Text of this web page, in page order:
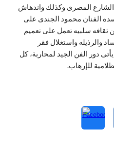
الشارع المصرى وكذلك واندهاش
الفنان محمود الجندى على
ثقافه سلبيه تعمل على تعميم
والرذيله واستغلال فقر
دور الفن الجيد لمحاربة، كل
للإرهاب.